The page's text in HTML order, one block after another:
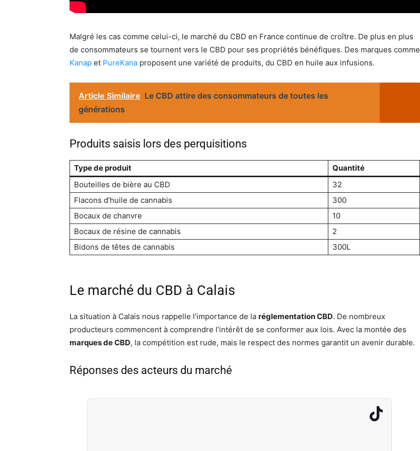
Malgré les cas comme celui-ci, le marché du CBD en France continue de croître. De plus en plus
de consommateurs se tournent vers le CBD pour ses propriétés bénéfiques. Des marques comme
Kanap et PureKana proposent une variété de produits, du CBD en huile aux infusions.
Article Similaire Le CBD attire des consommateurs de toutes les
générations
Produits saisis lors des perquisitions
Type de produit
Quantité
Bouteilles de bière au CBD
32
Flacons d’huile de cannabis
300
Bocaux de chanvre
10
Bocaux de résine de cannabis
2
Bidons de têtes de cannabis
300L
Le marché du CBD à Calais
La situation à Calais nous rappelle l’importance de la réglementation CBD. De nombreux
producteurs commencent à comprendre l’intérêt de se conformer aux lois. Avec la montée des
marques de CBD, la compétition est rude, mais le respect des normes garantit un avenir durable.
Réponses des acteurs du marché